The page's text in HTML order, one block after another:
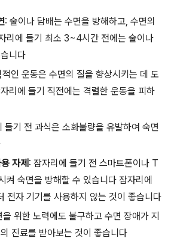
: 술이나 담배는 수면을 방해하고, 수면의
리에 들기 최소 3~4시간 전에는 술이나
니다
적인 운동은 수면의 질을 향상시키는 데 도
리에 들기 직전에는 격렬한 운동을 피하
들기 전 과식은 소화불량을 유발하여 숙면
자제 : 잠자리에 들기 전 스마트폰이나 T
켜 숙면을 방해할 수 있습니다 잠자리에
전자 기기를 사용하지 않는 것이 좋습니다
을 위한 노력에도 불구하고 수면 장애가 지
진료를 받아보는 것이 좋습니다